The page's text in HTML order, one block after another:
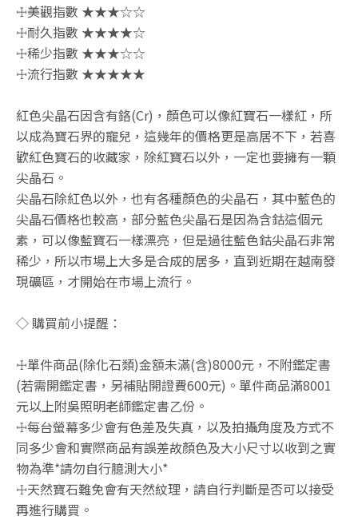
☩美觀指數 ★★★☆☆
☩耐久指數 ★★★★☆
☩稀少指數 ★★★☆☆
☩流行指數 ★★★★★
紅色尖晶石因含有鉻(Cr)，顏色可以像紅寶石一樣紅，所
以成為寶石界的寵兒，這幾年的價格更是高居不下，若喜
歡紅色寶石的收藏家，除紅寶石以外，一定也要擁有一顆
尖晶石。
尖晶石除紅色以外，也有各種顏色的尖晶石，其中藍色的
尖晶石價格也較高，部分藍色尖晶石是因為含鈷這個元
素，可以像藍寶石一樣漂亮，但是過往藍色鈷尖晶石非常
稀少，所以市場上大多是合成的居多，直到近期在越南發
現礦區，才開始在市場上流行。
◇ 購買前小提醒：
☩單件商品(除化石類)金額未滿(含)8000元，不附鑑定書
(若需開鑑定書，另補貼開證費600元)。單件商品滿8001
元以上附吳照明老師鑑定書乙份。
☩每台螢幕多少會有色差及失真，以及拍攝角度及方式不
同多少會和實際商品有誤差故顏色及大小尺寸以收到之實
物為準*請勿自行臆測大小*
☩天然寶石難免會有天然紋理，請自行判斷是否可以接受
再進行購買。